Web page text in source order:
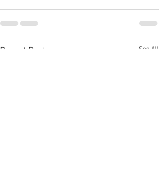
Recent Posts See All